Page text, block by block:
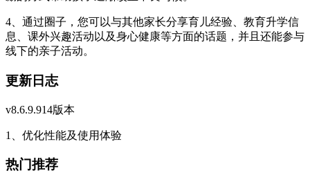
4、通过圈子，您可以与其他家长分享育儿经验、教育升学信
息、课外兴趣活动以及身心健康等方面的话题，并且还能参与
线下的亲子活动。
更新日志
v8.6.9.914版本
1、优化性能及使用体验
热门推荐